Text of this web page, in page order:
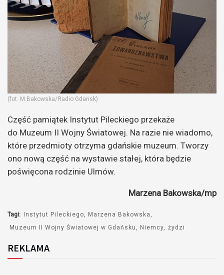
(fot. M.Bakowska/Radio Gdańsk)
Część pamiątek Instytut Pileckiego przekaże
do Muzeum II Wojny Światowej. Na razie nie wiadomo,
które przedmioty otrzyma gdańskie muzeum. Tworzy
ono nową część na wystawie stałej, która będzie
poświęcona rodzinie Ulmów.
Marzena Bakowska/mp
Tagi: Instytut Pileckiego
Marzena Bakowska
Muzeum II Wojny Światowej w Gdańsku
Niemcy żydzi
REKLAMA